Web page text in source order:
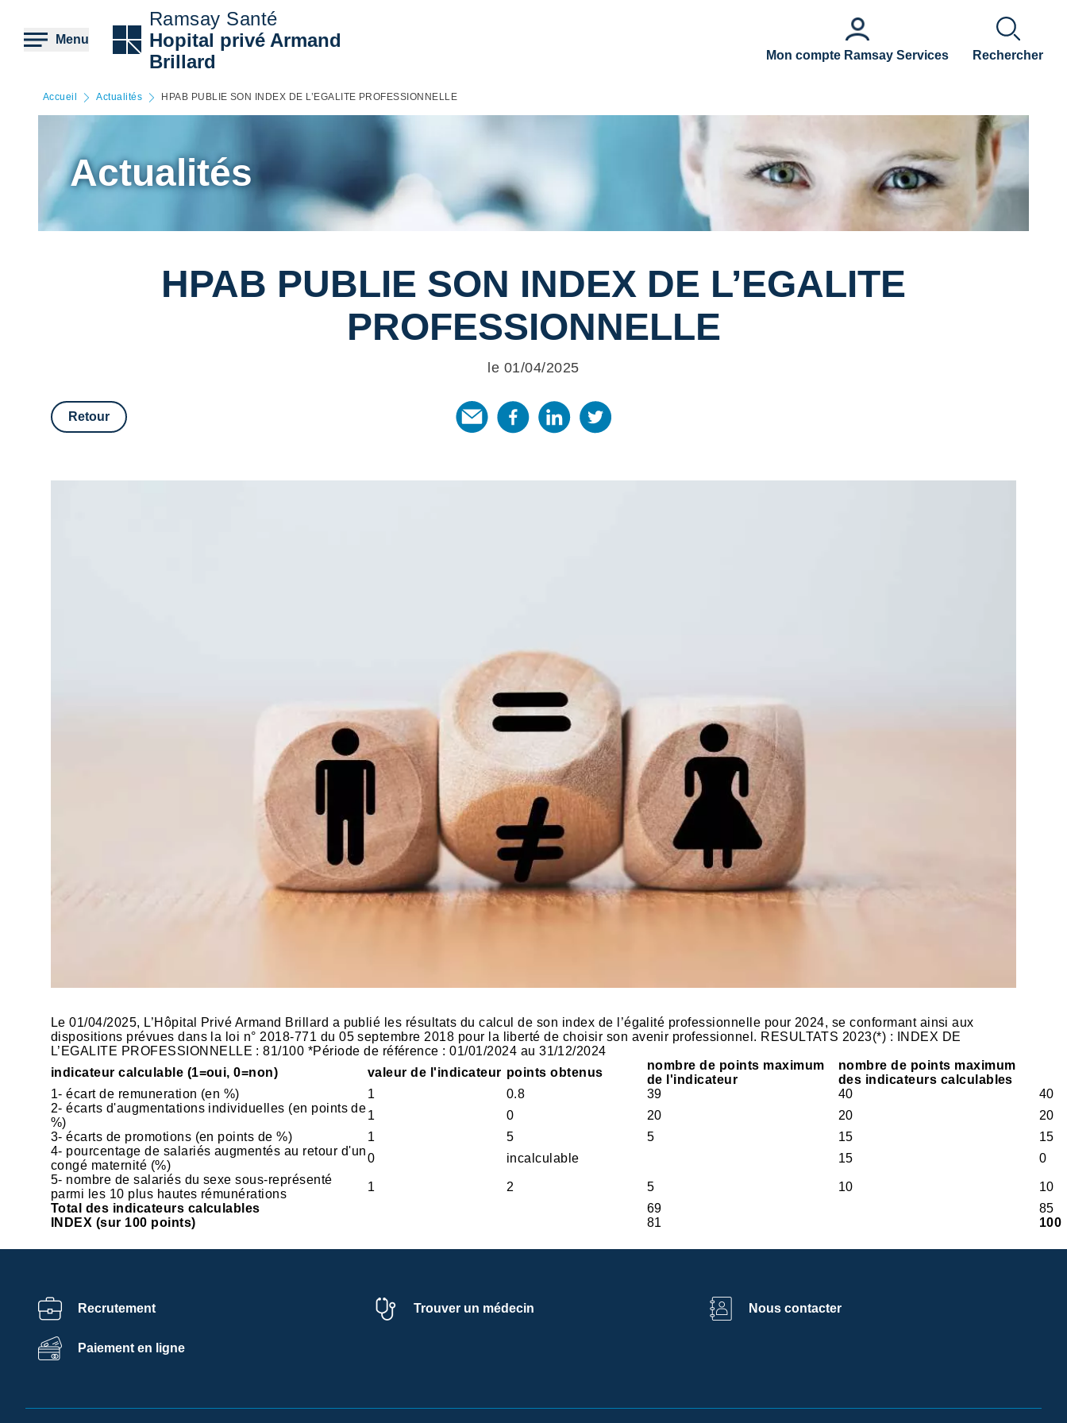
contenu
principal
Menu
Ramsay Santé
Hopital privé Armand
Brillard
Mon compte Ramsay Services Rechercher
Accueil Actualités HPAB PUBLIE SON INDEX DE L’EGALITE PROFESSIONNELLE
Actualités
HPAB PUBLIE SON INDEX DE L’EGALITE
PROFESSIONNELLE
le 01/04/2025
Retour
Le 01/04/2025, L’Hôpital Privé Armand Brillard a publié les résultats du calcul de son index de l’égalité professionnelle pour 2024, se conformant ainsi aux
dispositions prévues dans la loi n° 2018-771 du 05 septembre 2018 pour la liberté de choisir son avenir professionnel. RESULTATS 2023(*) : INDEX DE
L’EGALITE PROFESSIONNELLE : 81/100 *Période de référence : 01/01/2024 au 31/12/2024
indicateur calculable (1=oui, 0=non)
valeur de l'indicateur points obtenus
nombre de points maximum
de l'indicateur
nombre de points maximum
des indicateurs calculables
1- écart de remuneration (en %)
1 0.8 39 40
40
2- écarts d'augmentations individuelles (en points de
%)
1 0 20 20
20
3- écarts de promotions (en points de %)
1 5 5 15
15
4- pourcentage de salariés augmentés au retour d'un
congé maternité (%)
0 incalculable 15
0
5- nombre de salariés du sexe sous-représenté
parmi les 10 plus hautes rémunérations
1 2 5 10
10
Total des indicateurs calculables
69
85
INDEX (sur 100 points)
81 100
Recrutement Trouver un médecin Nous contacter
Paiement en ligne
Centre de
préférences de la
Ramsay Services/Santé utilise sur ce site des cookies afin